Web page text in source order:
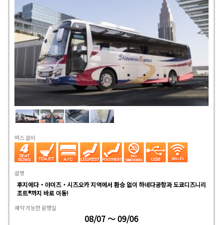
버스 설비
설명
후지에다・야이즈・시즈오카 지역에서 환승 없이 하네다공항과 도쿄디즈니리
조트®까지 바로 이동!
예약 가능한 운행일
08/07 ～ 09/06